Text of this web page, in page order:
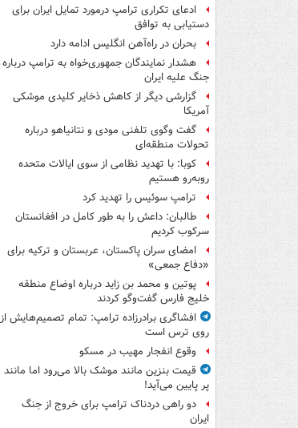
ادعای تکراری ترامپ درمورد تمایل ایران برای
دستیابی به توافق
بحران در راه‌آهن انگلیس ادامه دارد
هشدار نمایندگان جمهوری‌خواه به ترامپ درباره
جنگ علیه ایران
گزارشی دیگر از کاهش ذخایر کلیدی موشکی
آمریکا
گفت وگوی تلفنی مودی و نتانیاهو درباره
تحولات منطقه‌ای
کوبا: با تهدید نظامی از سوی ایالات متحده
روبه‌رو هستیم
ترامپ سوئیس را تهدید کرد
طالبان: داعش را به طور کامل در افغانستان
سرکوب کردیم
امضای سران پاکستان، عربستان و ترکیه برای
«دفاع جمعی»
پوتین و محمد بن زاید درباره اوضاع منطقه
خلیج فارس گفت‌وگو کردند
افشاگری برادرزاده ترامپ: تمام تصمیم‌هایش از
روی ترس است
وقوع انفجار مهیب در مسکو
قیمت بنزین مانند موشک بالا می‌رود اما مانند
پر پایین می‌آید!
دو راهی دردناک ترامپ برای خروج از جنگ
ایران